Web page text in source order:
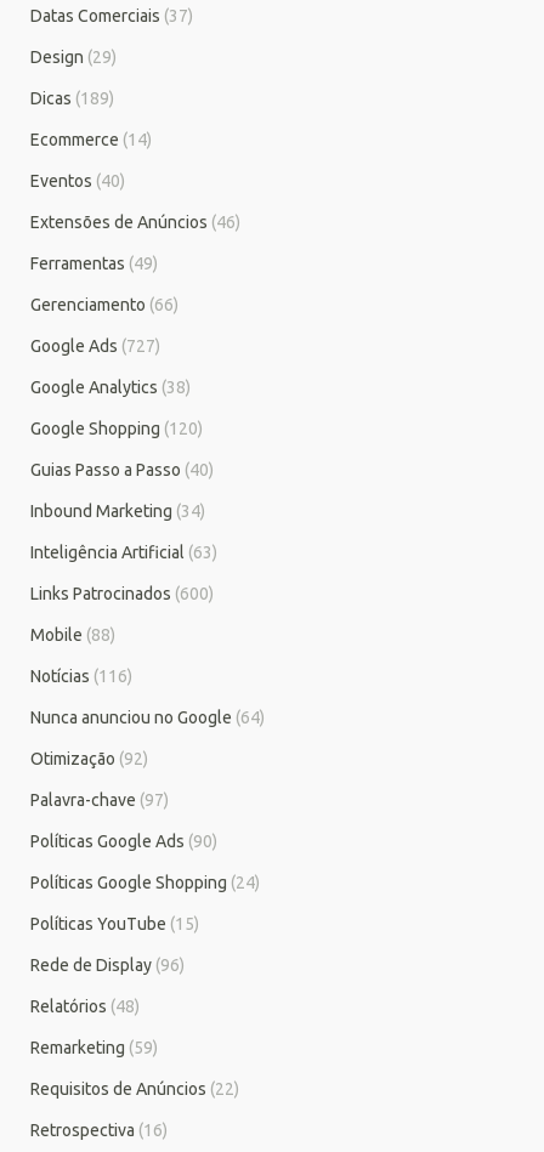
Datas Comerciais (37)
Design (29)
Dicas (189)
Ecommerce (14)
Eventos (40)
Extensões de Anúncios (46)
Ferramentas (49)
Gerenciamento (66)
Google Ads (727)
Google Analytics (38)
Google Shopping (120)
Guias Passo a Passo (40)
Inbound Marketing (34)
Inteligência Artificial (63)
Links Patrocinados (600)
Mobile (88)
Notícias (116)
Nunca anunciou no Google (64)
Otimização (92)
Palavra-chave (97)
Políticas Google Ads (90)
Políticas Google Shopping (24)
Políticas YouTube (15)
Rede de Display (96)
Relatórios (48)
Remarketing (59)
Requisitos de Anúncios (22)
Retrospectiva (16)